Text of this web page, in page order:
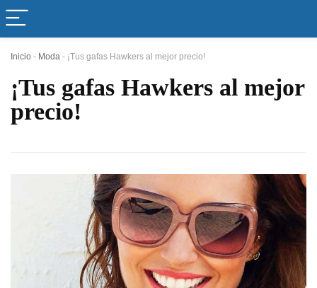
Inicio - Moda - ¡Tus gafas Hawkers al mejor precio!
¡Tus gafas Hawkers al mejor
precio!